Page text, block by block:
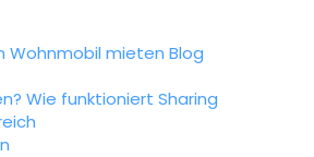
Wohnmobil mieten Blog
Wie funktioniert Sharing